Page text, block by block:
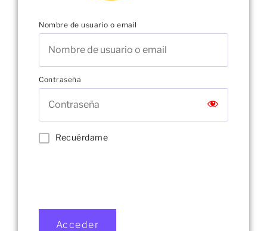
Nombre de usuario o email
Contraseña
Recuérdame
Acceder